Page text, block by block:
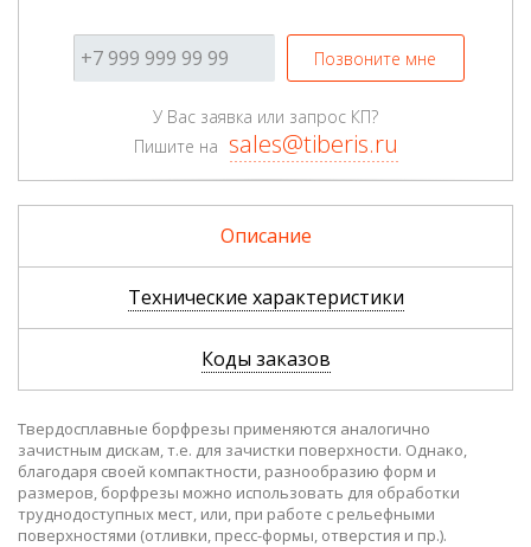
Позвоните мне
У Вас заявка или запрос КП?
Пишите на sales@tiberis.ru
Описание
Технические характеристики
Коды заказов
Твердосплавные борфрезы применяются аналогично
зачистным дискам, т.е. для зачистки поверхности. Однако,
благодаря своей компактности, разнообразию форм и
размеров, борфрезы можно использовать для обработки
труднодоступных мест, или, при работе с рельефными
поверхностями (отливки, пресс-формы, отверстия и пр.).